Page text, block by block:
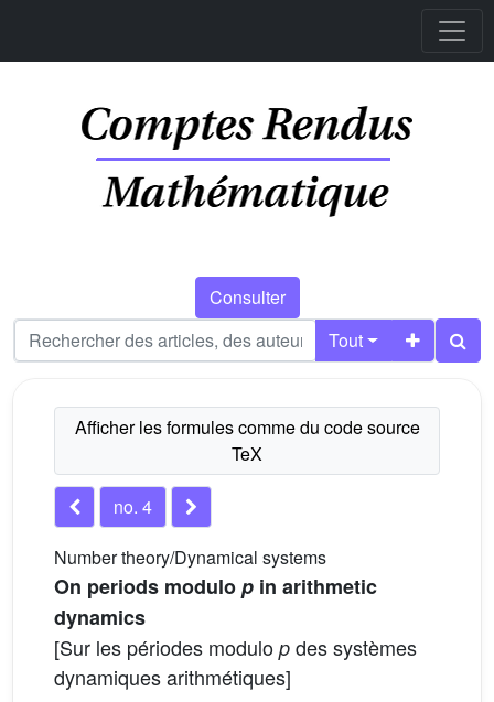
Consulter
Tout
no. 4
Number theory/Dynamical systems
On periods modulop in arithmetic
dynamics
[Sur les périodes modulo p des systèmes
dynamiques arithmétiques]